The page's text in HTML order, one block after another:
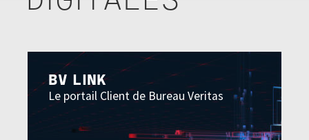
BV LINK
Le portail Client de Bureau Veritas